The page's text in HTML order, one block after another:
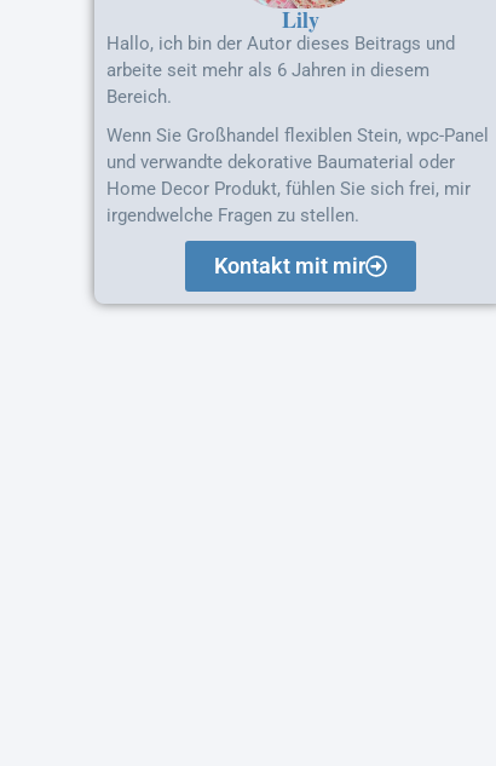
Lily
Hallo, ich bin der Autor dieses Beitrags und
arbeite seit mehr als 6 Jahren in diesem
Bereich.
Wenn Sie Großhandel flexiblen Stein, wpc-Panel
und verwandte dekorative Baumaterial oder
Home Decor Produkt, fühlen Sie sich frei, mir
irgendwelche Fragen zu stellen.
Kontakt mit mir